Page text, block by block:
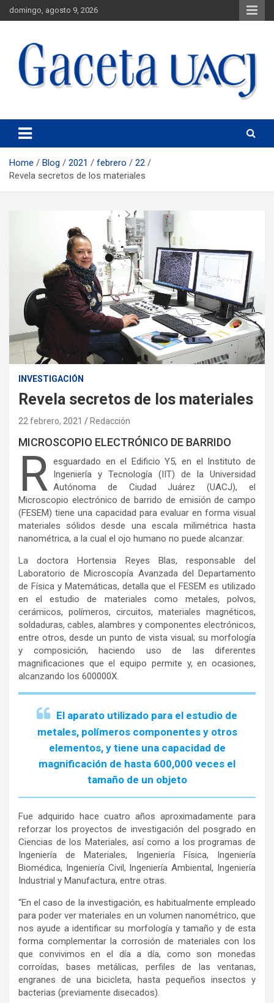
domingo, agosto 9, 2026
Gaceta UACJ
Home Blog 2021 febrero
22
Revela secretos de los materiales
INVESTIGACIÓN
Revela secretos de los materiales
22 febrero, 2021 Redacción
MICROSCOPIO ELECTRÓNICO DE BARRIDO
R esguardado en el Edificio Y5, en el Instituto de
Ingeniería y Tecnología (IIT) de la Universidad
Autónoma de Ciudad Juárez (UACJ), el
Microscopio electrónico de barrido de emisión de campo
(FESEM) tiene una capacidad para evaluar en forma visual
materiales sólidos desde una escala milimétrica hasta
nanométrica, a la cual el ojo humano no puede alcanzar.
La doctora Hortensia Reyes Blas, responsable del
Laboratorio de Microscopía Avanzada del Departamento
de Física y Matemáticas, detalla que el FESEM es utilizado
en el estudio de materiales como metales, polvos,
cerámicos, polímeros, circuitos, materiales magnéticos,
soldaduras, cables, alambres y componentes electrónicos,
entre otros, desde un punto de vista visual; su morfología
y composición, haciendo uso de las diferentes
magnificaciones que el equipo permite y, en ocasiones,
alcanzando los 600000X.
El aparato utilizado para el estudio de
metales, polímeros componentes y otros
elementos, y tiene una capacidad de
magnificación de hasta 600,000 veces el
tamaño de un objeto
Fue adquirido hace cuatro años aproximadamente para
reforzar los proyectos de investigación del posgrado en
Ciencias de los Materiales, así como a los programas de
Ingeniería de Materiales, Ingeniería Física, Ingeniería
Biomédica, Ingeniería Civil, Ingeniería Ambiental, Ingeniería
Industrial y Manufactura, entre otras.
“En el caso de la investigación, es habitualmente empleado
para poder ver materiales en un volumen nanométrico, que
nos ayude a identificar su morfología y tamaño y de esta
forma complementar la corrosión de materiales con los
que convivimos en el día a día, como son monedas
corroídas, bases metálicas, perfiles de las ventanas,
engranes de una bicicleta, hasta pequeños insectos y
bacterias (previamente disecados).